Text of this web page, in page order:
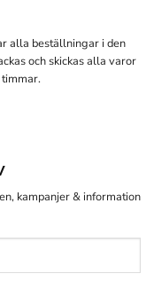
alla beställningar i den
och skickas alla varor
kampanjer & information